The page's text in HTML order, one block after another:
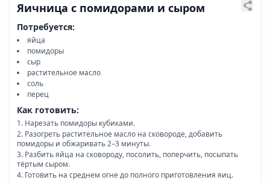
Яичница с помидорами и сыром
Потребуется:
яйца
помидоры
сыр
растительное масло
соль
перец
Как готовить:
Нарезать помидоры кубиками.
Разогреть растительное масло на сковороде, добавить
помидоры и обжаривать 2–3 минуты.
Разбить яйца на сковороду, посолить, поперчить, посыпать
тёртым сыром.
Готовить на среднем огне до полного приготовления яиц.